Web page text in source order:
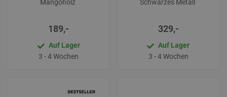
Mangoholz
189,-
Auf Lager
3 - 4 Wochen
Schwarzes Metall
329,-
Auf Lager
3 - 4 Wochen